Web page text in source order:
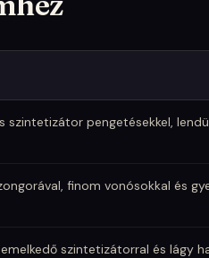
pengetésekkel,
finom vonósokkal és
szintetizátorral és lágy